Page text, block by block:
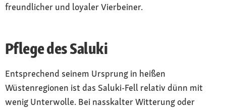
freundlicher und loyaler Vierbeiner.
Pflege des Saluki
Entsprechend seinem Ursprung in heißen
Wüstenregionen ist das Saluki-Fell relativ dünn mit
wenig Unterwolle. Bei nasskalter Witterung oder